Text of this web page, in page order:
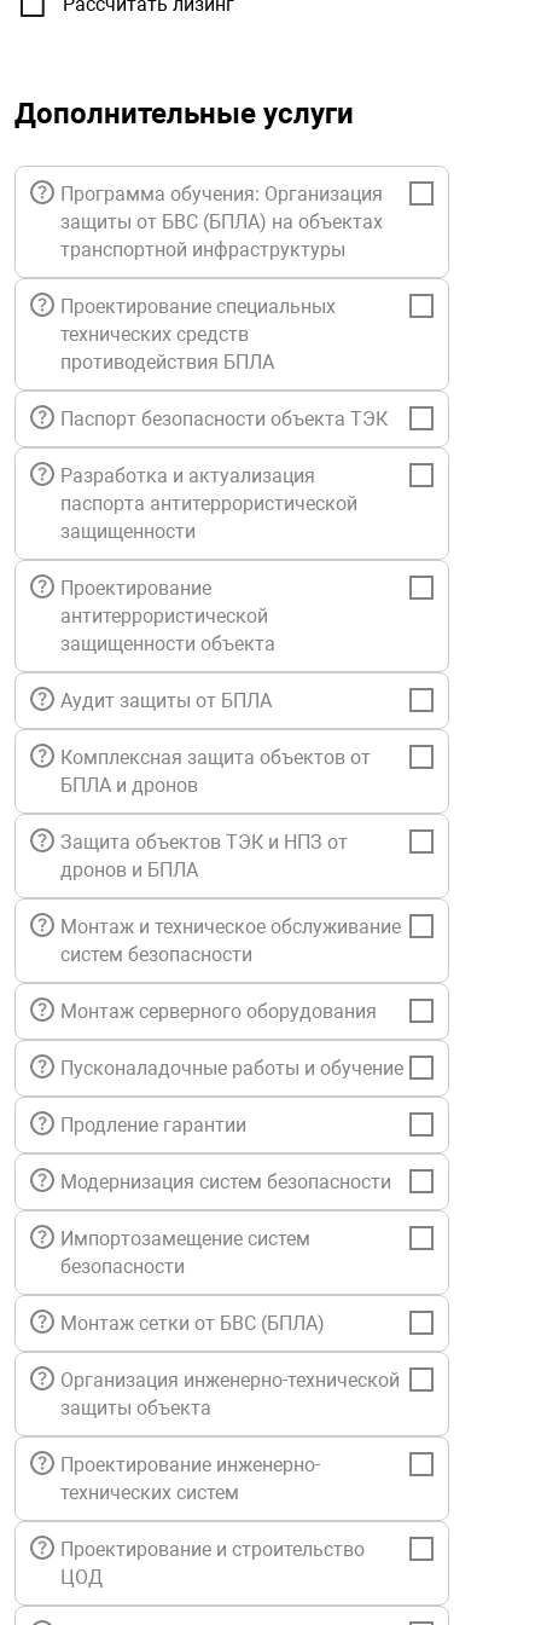
Термокожухи
Термошкафы
оборудование
оборудование
Фасовочные
оборудование
решения
безопасность
установки
оборудование
управления
Шлюзовые
Электронные
и аналитики
объектов
периметра
экипировка
Огнетушители
Рукава
приборы
Средства
дыхания
Средства
Узлы
Щиты
Оповещатели
Посты
Системы
Табло
Система
Дополнительные услуги
Программа обучения: Организация
защиты от БВС (БПЛА) на объектах
транспортной инфраструктуры
Проектирование специальных
технических средств
противодействия БПЛА
Паспорт безопасности объекта ТЭК
Разработка и актуализация
паспорта антитеррористической
защищенности
Проектирование
антитеррористической
защищенности объекта
Аудит защиты от БПЛА
Комплексная защита объектов от
БПЛА и дронов
Защита объектов ТЭК и НПЗ от
дронов и БПЛА
Монтаж и техническое обслуживание
систем безопасности
Монтаж серверного оборудования
Пусконаладочные работы и обучение
Продление гарантии
Модернизация систем безопасности
Импортозамещение систем
безопасности
Монтаж сетки от БВС (БПЛА)
Организация инженерно-технической
защиты объекта
Проектирование инженерно-
технических систем
Проектирование и строительство
ЦОД